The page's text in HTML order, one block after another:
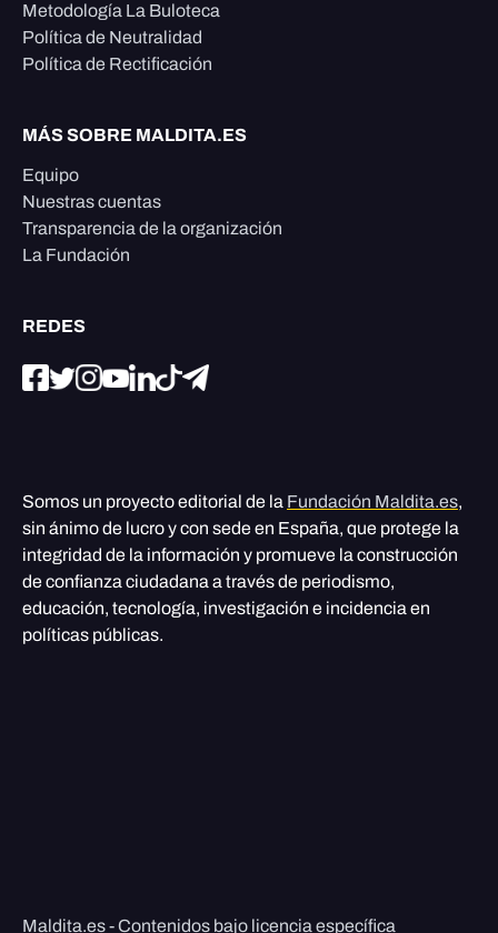
Metodología La Buloteca
Política de Neutralidad
Política de Rectificación
MÁS SOBRE MALDITA.ES
Equipo
Nuestras cuentas
Transparencia de la organización
La Fundación
REDES
Somos un proyecto editorial de la Fundación Maldita.es,
sin ánimo de lucro y con sede en España, que protege la
integridad de la información y promueve la construcción
de confianza ciudadana a través de periodismo,
educación, tecnología, investigación e incidencia en
políticas públicas.
Maldita.es - Contenidos bajo licencia específica